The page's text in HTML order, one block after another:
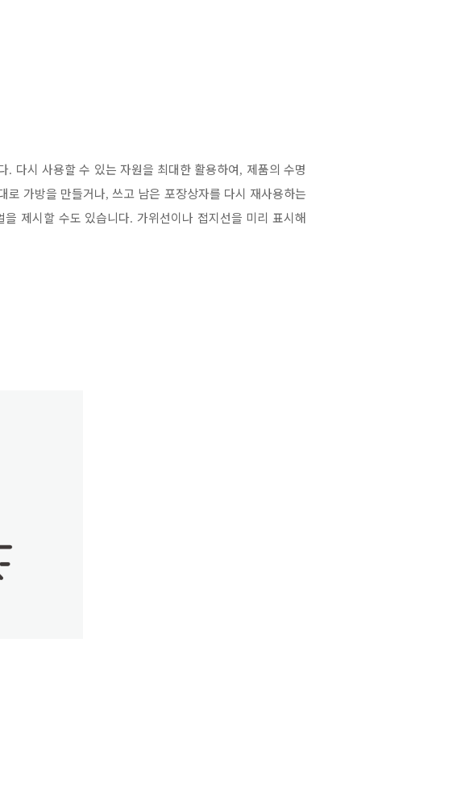
. 다시 사용할 수 있는 자원을 최대한 활용하여 , 제품의 수명
로 가방을 만들거나,쓰고 남은 포장상자를 다시 재사용하는
을 제시할 수도 있습니다. 가위선이나 접지선을 미리 표시해